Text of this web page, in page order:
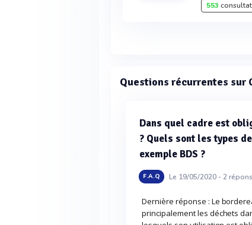
553
Questions récurrentes sur
Dans quel cadre est
? Quels sont les types
exemple BDS ?
F.A.Q Le 19/05/2020 -2
Dernière réponse : Le
principalement les déchets